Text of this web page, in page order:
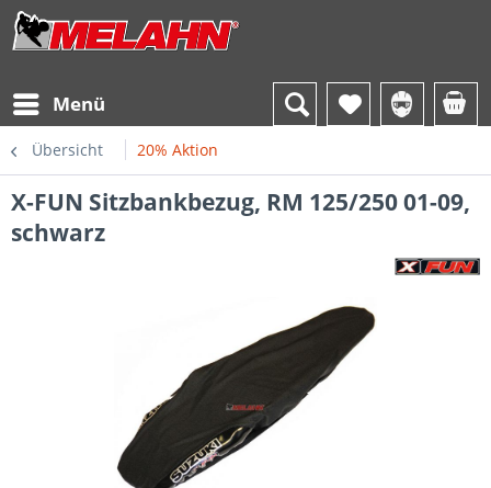
Menü
Übersicht 20% Aktion
X-FUN Sitzbankbezug, RM 125/250 01-09,
schwarz